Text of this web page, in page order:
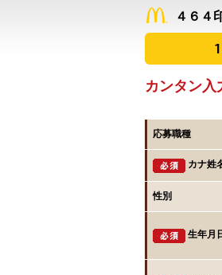
４６４
カンタン入
応募職種
カナ姓
性別
生年月